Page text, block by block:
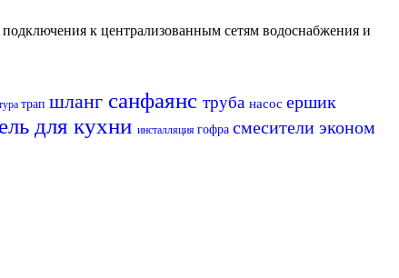
к централизованным сетям водоснабжения и
трап шланг санфаянс труба насос ершик
для кухни инсталляция гофра смесители эконом